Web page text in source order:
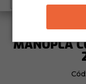
MANOPLA
Cód: